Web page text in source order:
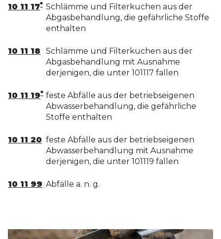
10 11 17* Schlämme und Filterkuchen aus der
Abgasbehandlung, die gefährliche Stoffe
enthalten
10 11 18
Schlämme und Filterkuchen aus der
Abgasbehandlung mit Ausnahme
derjenigen, die unter 101117 fallen
10 11 19* feste Abfälle aus der betriebseigenen
Abwasserbehandlung, die gefährliche
Stoffe enthalten
10 11 20 feste Abfälle aus der betriebseigenen
Abwasserbehandlung mit Ausnahme
derjenigen, die unter 101119 fallen
10 11 99 Abfälle a. n. g.